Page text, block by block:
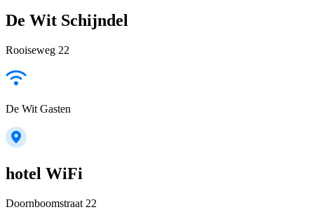
De Wit Schijndel
Rooiseweg 22
De Wit Gasten
hotel WiFi
Doornboomstraat 22